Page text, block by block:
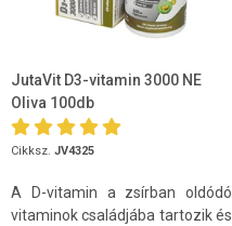
JutaVit D3-vitamin 3000 NE
Oliva 100db
Cikksz. JV4325
A D-vitamin a zsírban oldódó
vitaminok családjába tartozik és